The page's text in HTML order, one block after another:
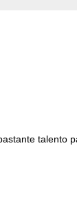
talento